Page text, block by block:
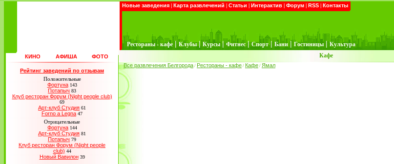
Новые заведения | Карта развлечений | Статьи | Интерактив | Форум | RSS | Контакты
Рестораны - кафе | Клубы | Курсы | Фитнес | Спорт | Бани | Гостиницы | Культура
КИНО АФИША ФОТО Кафе
Рейтинг заведений по отзывам
Положительные
Фортуна 143
Потапыч 83
Клуб ресторан Форум (Night people club)
69
Арт-клуб Студия 61
Forno a Legna 47
Отрицательные
Фортуна 144
Арт-клуб Студия 81
Потапыч 79
Клуб ресторан Форум (Night people
club) 44
Новый Вавилон 39
Все развлечения Белгорода / Рестораны - кафе / Кафе / Ямал